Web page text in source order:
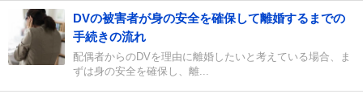
DVの被害者が身の安全を確保して離婚するまでの
手続きの流れ
配偶者からのDVを理由に離婚したいと考えている場合、ま
ずは身の安全を確保し、離...